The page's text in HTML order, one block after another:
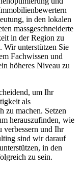
in den lokalen
massgeschneiderte
in der Region zu
Wir unterstützen Sie
Fachwissen und
höheres Niveau zu
um Ihr
als
zu machen. Setzen
herauszufinden, wie
und Ihr
sind wir darauf
in den
zu sein.